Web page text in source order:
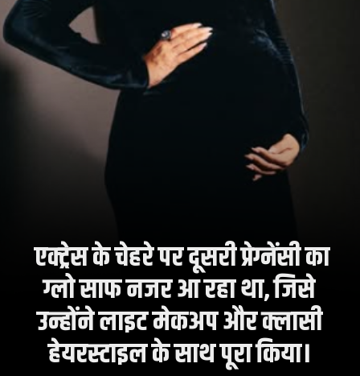
एक्ट्रेस के चेहरे पर दूसरी प्रेग्नेंसी का
ग्लो साफ नजर आ रहा था, जिसे
उन्होंने लाइट मेकअप और क्लासी
हेयरस्टाइल के साथ पूरा किया।